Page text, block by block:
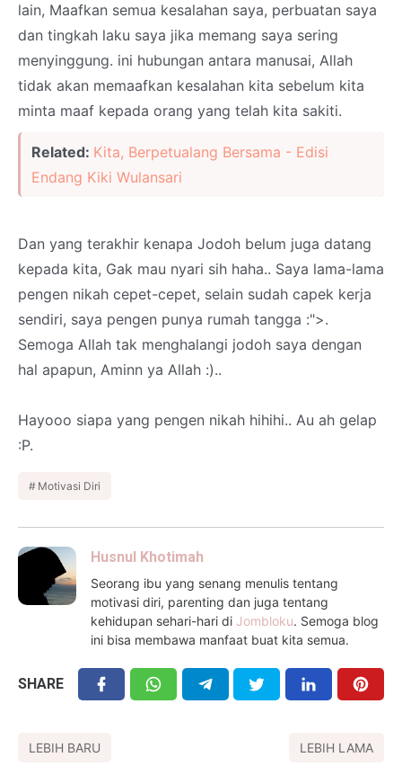
lain, Maafkan semua kesalahan saya, perbuatan saya
dan tingkah laku saya jika memang saya sering
menyinggung. ini hubungan antara manusai, Allah
tidak akan memaafkan kesalahan kita sebelum kita
minta maaf kepada orang yang telah kita sakiti.
Related: Kita, Berpetualang Bersama - Edisi
Endang Kiki Wulansari
Dan yang terakhir kenapa Jodoh belum juga datang
kepada kita, Gak mau nyari sih haha.. Saya lama-lama
pengen nikah cepet-cepet, selain sudah capek kerja
sendiri, saya pengen punya rumah tangga :">.
Semoga Allah tak menghalangi jodoh saya dengan
hal apapun, Aminn ya Allah :)..
Hayooo siapa yang pengen nikah hihihi.. Au ah gelap
:P.
Motivasi Diri
Husnul Khotimah
Seorang ibu yang senang menulis tentang
motivasi diri, parenting dan juga tentang
kehidupan sehari-hari di Jombloku. Semoga blog
ini bisa membawa manfaat buat kita semua.
SHARE
LEBIH BARU LEBIH LAMA